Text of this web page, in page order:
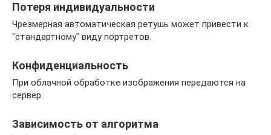
Потеря индивидуальности
Чрезмерная автоматическая ретушь может привести к
"стандартному" виду портретов.
Конфиденциальность
При облачной обработке изображения передаются на
сервер.
Зависимость от алгоритма